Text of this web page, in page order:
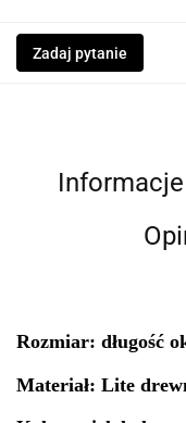
Zadaj pytanie
Rozmiar: długość
Materiał: Lite